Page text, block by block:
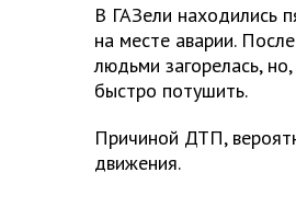
В ГАЗели находились
на месте аварии.
людьми загорелась,
быстро потушить.
Причиной ДТП,
движения.